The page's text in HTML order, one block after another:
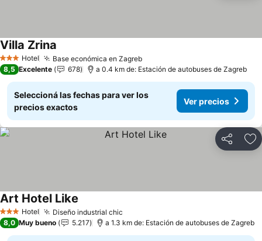
3 Estrellas
Hotel Base económica en Zagreb
Villa Zrina
8,5 Excelente 678 a 0.4 km de: Estación de autobuses de Zagreb
Seleccioná las fechas para ver los
precios exactos
Ver precios
Compartir
3 Estrellas
Hotel Diseño industrial chic
Art Hotel Like
8,0 Muy bueno 5.217 a 1.3 km de: Estación de autobuses de Zagreb